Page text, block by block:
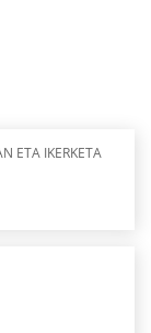
ETA IKERKETA